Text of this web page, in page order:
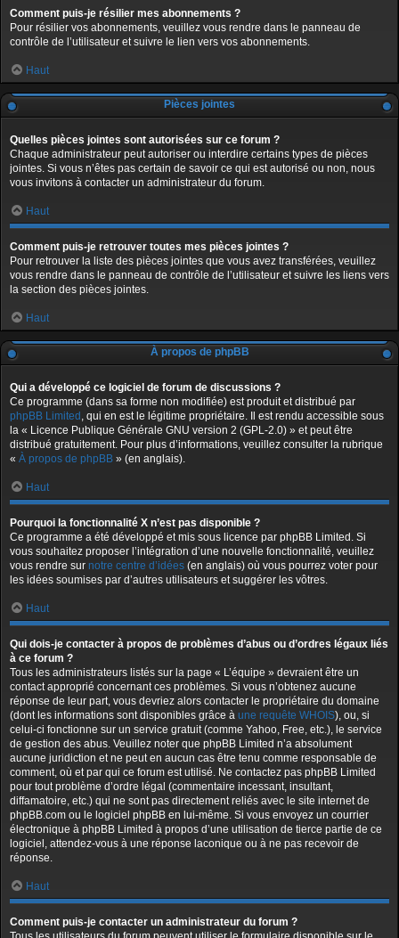
Comment puis-je résilier mes abonnements ?
Pour résilier vos abonnements, veuillez vous rendre dans le panneau de
contrôle de l’utilisateur et suivre le lien vers vos abonnements.
Haut
Pièces jointes
Quelles pièces jointes sont autorisées sur ce forum ?
Chaque administrateur peut autoriser ou interdire certains types de pièces
jointes. Si vous n’êtes pas certain de savoir ce qui est autorisé ou non, nous
vous invitons à contacter un administrateur du forum.
Haut
Comment puis-je retrouver toutes mes pièces jointes ?
Pour retrouver la liste des pièces jointes que vous avez transférées, veuillez
vous rendre dans le panneau de contrôle de l’utilisateur et suivre les liens vers
la section des pièces jointes.
Haut
À propos de phpBB
Qui a développé ce logiciel de forum de discussions ?
Ce programme (dans sa forme non modifiée) est produit et distribué par
phpBB Limited , qui en est le légitime propriétaire. Il est rendu accessible sous
la « Licence Publique Générale GNU version 2 (GPL-2.0) » et peut être
distribué gratuitement. Pour plus d’informations, veuillez consulter la rubrique
« À propos de phpBB » (en anglais).
Haut
Pourquoi la fonctionnalité X n’est pas disponible ?
Ce programme a été développé et mis sous licence par phpBB Limited. Si
vous souhaitez proposer l’intégration d’une nouvelle fonctionnalité, veuillez
vous rendre sur notre centre d’idées (en anglais) où vous pourrez voter pour
les idées soumises par d’autres utilisateurs et suggérer les vôtres.
Haut
Qui dois-je contacter à propos de problèmes d’abus ou d’ordres légaux liés
à ce forum ?
Tous les administrateurs listés sur la page « L’équipe » devraient être un
contact approprié concernant ces problèmes. Si vous n’obtenez aucune
réponse de leur part, vous devriez alors contacter le propriétaire du domaine
(dont les informations sont disponibles grâce à une requête WHOIS), ou, si
celui-ci fonctionne sur un service gratuit (comme Yahoo, Free, etc.), le service
de gestion des abus. Veuillez noter que phpBB Limited n’a absolument
aucune juridiction et ne peut en aucun cas être tenu comme responsable de
comment, où et par qui ce forum est utilisé. Ne contactez pas phpBB Limited
pour tout problème d’ordre légal (commentaire incessant, insultant,
diffamatoire, etc.) qui ne sont pas directement reliés avec le site internet de
phpBB.com ou le logiciel phpBB en lui-même. Si vous envoyez un courrier
électronique à phpBB Limited à propos d’une utilisation de tierce partie de ce
logiciel, attendez-vous à une réponse laconique ou à ne pas recevoir de
réponse.
Haut
Comment puis-je contacter un administrateur du forum ?